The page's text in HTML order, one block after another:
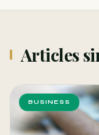
Articles
BUSINESS